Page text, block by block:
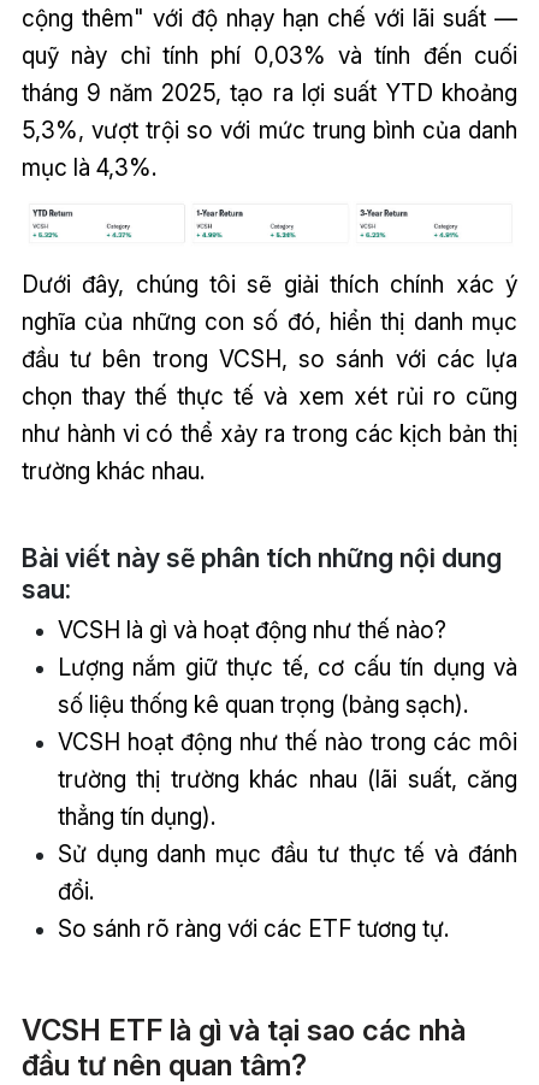
cộng thêm" với độ nhạy hạn chế với lãi suất —
quỹ này chỉ tính phí 0,03% và tính đến cuối
tháng 9 năm 2025, tạo ra lợi suất YTD khoảng
5,3%, vượt trội so với mức trung bình của danh
mục là 4,3%.
Dưới đây, chúng tôi sẽ giải thích chính xác ý
nghĩa của những con số đó, hiển thị danh mục
đầu tư bên trong VCSH, so sánh với các lựa
chọn thay thế thực tế và xem xét rủi ro cũng
như hành vi có thể xảy ra trong các kịch bản thị
trường khác nhau.
Bài viết này sẽ phân tích những nội dung
sau:
VCSH là gì và hoạt động như thế nào?
Lượng nắm giữ thực tế, cơ cấu tín dụng và
số liệu thống kê quan trọng (bảng sạch).
VCSH hoạt động như thế nào trong các môi
trường thị trường khác nhau (lãi suất, căng
thẳng tín dụng).
Sử dụng danh mục đầu tư thực tế và đánh
đổi.
So sánh rõ ràng với các ETF tương tự.
VCSH ETF là gì và tại sao các nhà
đầu tư nên quan tâm?